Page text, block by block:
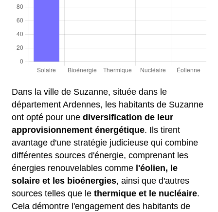
Dans la ville de Suzanne, située dans le
département Ardennes, les habitants de Suzanne
ont opté pour une diversification de leur
approvisionnement énergétique. Ils tirent
avantage d'une stratégie judicieuse qui combine
différentes sources d'énergie, comprenant les
énergies renouvelables comme l'éolien, le
solaire et les bioénergies, ainsi que d'autres
sources telles que le thermique et le nucléaire.
Cela démontre l'engagement des habitants de